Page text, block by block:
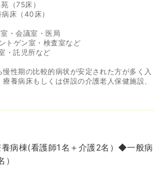
（75床）
床（40床）
・会議室・医局
トゲン室・検査室など
・託児所など
性期の比較的病状が安定された方が多く入
養病床もしくは併設の介護老人保健施設、
病棟(看護師1名＋介護2名）◆一般病